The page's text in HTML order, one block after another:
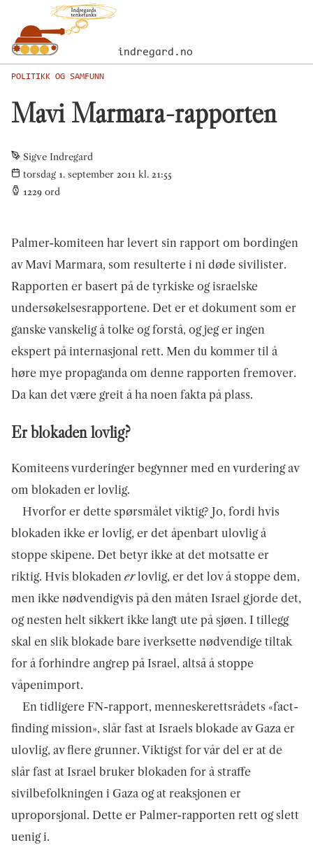
indregard.no
POLITIKK OG SAMFUNN
Mavi Marmara-rapporten
Sigve Indregard
torsdag 1. september 2011 kl. 21:55
1229 ord
Palmer-komiteen har levert sin rapport om bordingen
av Mavi Marmara, som resulterte i ni døde sivilister.
Rapporten er basert på de tyrkiske og israelske
undersøkelsesrapportene. Det er et dokument som er
ganske vanskelig å tolke og forstå, og jeg er ingen
ekspert på internasjonal rett. Men du kommer til å
høre mye propaganda om denne rapporten fremover.
Da kan det være greit å ha noen fakta på plass.
Er blokaden lovlig?
Komiteens vurderinger begynner med en vurdering av
om blokaden er lovlig.
Hvorfor er dette spørsmålet viktig? Jo, fordi hvis
blokaden ikke er lovlig, er det åpenbart ulovlig å
stoppe skipene. Det betyr ikke at det motsatte er
riktig. Hvis blokaden erlovlig, er det lov å stoppe dem,
men ikke nødvendigvis på den måten Israel gjorde det,
og nesten helt sikkert ikke langt ute på sjøen. I tillegg
skal en slik blokade bare iverksette nødvendige tiltak
for å forhindre angrep på Israel, altså å stoppe
våpenimport.
En tidligere FN-rapport, menneskerettsrådets «fact-
finding mission», slår fast at Israels blokade av Gaza er
ulovlig, av flere grunner. Viktigst for vår del er at de
slår fast at Israel bruker blokaden for å straffe
sivilbefolkningen i Gaza og at reaksjonen er
uproporsjonal. Dette er Palmer-rapporten rett og slett
uenig i.